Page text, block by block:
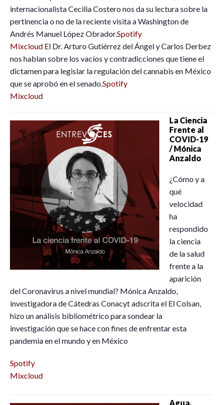
internacionalista Cecilia Costero nos da su lectura sobre la
pertinencia o no de la reciente visita a Washington de
Andrés Manuel López Obrador.Spotify
Mixcloud El Dr. Arturo Gutiérrez del Ángel y Carlos Derbez
nos hablan sobre los vacíos y contradicciones que tiene el
dictamen para legislar la regulación del cannabis en México
que se aprobó en el senado.Spotify
Mixcloud
La Ciencia
Frente al
COVID-19
/ Mónica
Anzaldo
¿Cómo y a
qué
velocidad
ha
respondido
la ciencia
de la salud
frente a la
aparición
del Coronavirus a nivel mundial? Mónica Anzaldo,
investigadora de Cátedras Conacyt adscrita el El Colsan,
hizo un análisis bibliométrico para sondear la
investigación que se hace con fines de enfrentar esta
pandemia en el mundo y en México
Spotify
Mixcloud
Agua,